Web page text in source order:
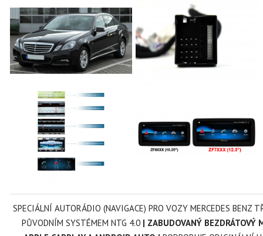
SPECIÁLNÍ AUTORÁDIO (NAVIGACE) PRO VOZY MERCEDES BENZ
PŮVODNÍM SYSTÉMEM NTG 4.0 | ZABUDOVANÝ BEZDRÁTOVÝ